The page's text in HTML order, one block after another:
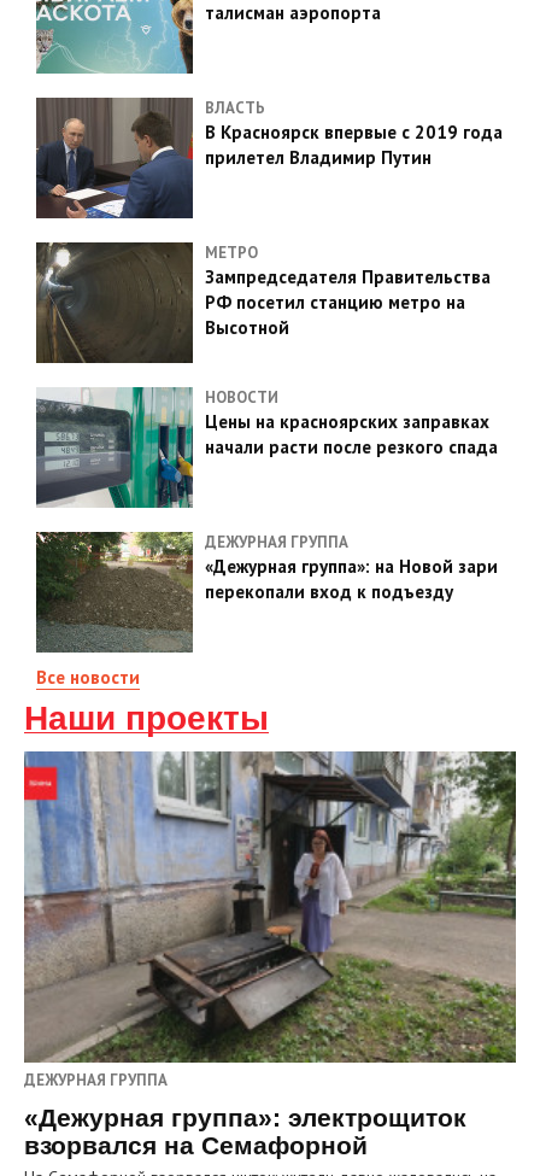
талисман аэропорта
ВЛАСТЬ
В Красноярск впервые с 2019 года
прилетел Владимир Путин
МЕТРО
Зампредседателя Правительства
РФ посетил станцию метро на
Высотной
НОВОСТИ
Цены на красноярских заправках
начали расти после резкого спада
ДЕЖУРНАЯ ГРУППА
«Дежурная группа»: на Новой зари
перекопали вход к подъезду
Все новости
Наши проекты
ДЕЖУРНАЯ ГРУППА
«Дежурная группа»: электрощиток
взорвался на Семафорной